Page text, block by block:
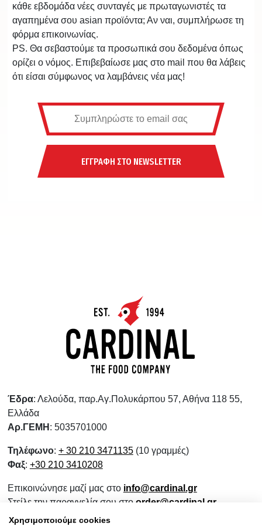
κάθε εβδομάδα νέες συνταγές με πρωταγωνιστές τα
αγαπημένα σου asian προϊόντα; Αν ναι, συμπλήρωσε τη
φόρμα επικοινωνίας.
PS. Θα σεβαστούμε τα προσωπικά σου δεδομένα όπως
ορίζει ο νόμος. Επιβεβαίωσε μας στο mail που θα λάβεις
ότι είσαι σύμφωνος να λαμβάνεις νέα μας!
ΕΓΓΡΑΦΗ ΣΤΟ NEWSLETTER
Έδρα: Λελούδα, παρ.Αγ.Πολυκάρπου 57, Αθήνα 118 55,
Ελλάδα
Αρ.ΓΕΜΗ : 5035701000
Τηλέφωνο: + 30 210 3471135(10 γραμμές)
Φαξ: +30 210 3410208
Επικοινώνησε μαζί μας στο info@cardinal.gr
Στείλε την παραγγελία σου στο order@cardinal.gr
Για αγορές λιανικής
www.wokshop.gr
Χρησιμοποιούμε cookies